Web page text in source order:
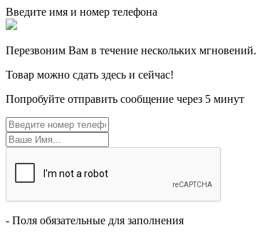
Введите имя и номер телефона
Перезвоним Вам в течение нескольких мгновений.
Товар можно сдать здесь и сейчас!
Попробуйте отправить сообщение через 5 минут
- Поля обязательные для заполнения